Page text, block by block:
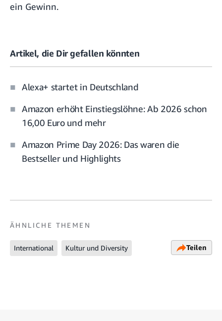
ein Gewinn.
Artikel, die Dir gefallen könnten
Alexa+ startet in Deutschland
Amazon erhöht Einstiegslöhne: Ab 2026 schon
16,00 Euro und mehr
Amazon Prime Day 2026: Das waren die
Bestseller und Highlights
ÄHNLICHE THEMEN
International Kultur und Diversity Teilen